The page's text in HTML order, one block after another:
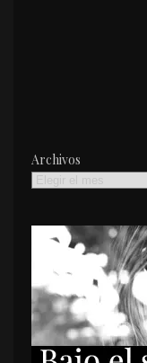
Archivos